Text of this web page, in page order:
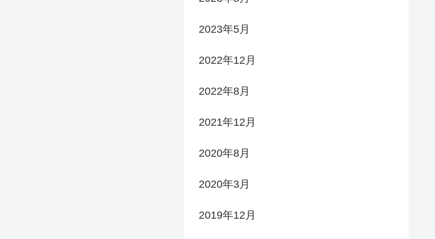
2023年5月
2022年12月
2022年8月
2021年12月
2020年8月
2020年3月
2019年12月